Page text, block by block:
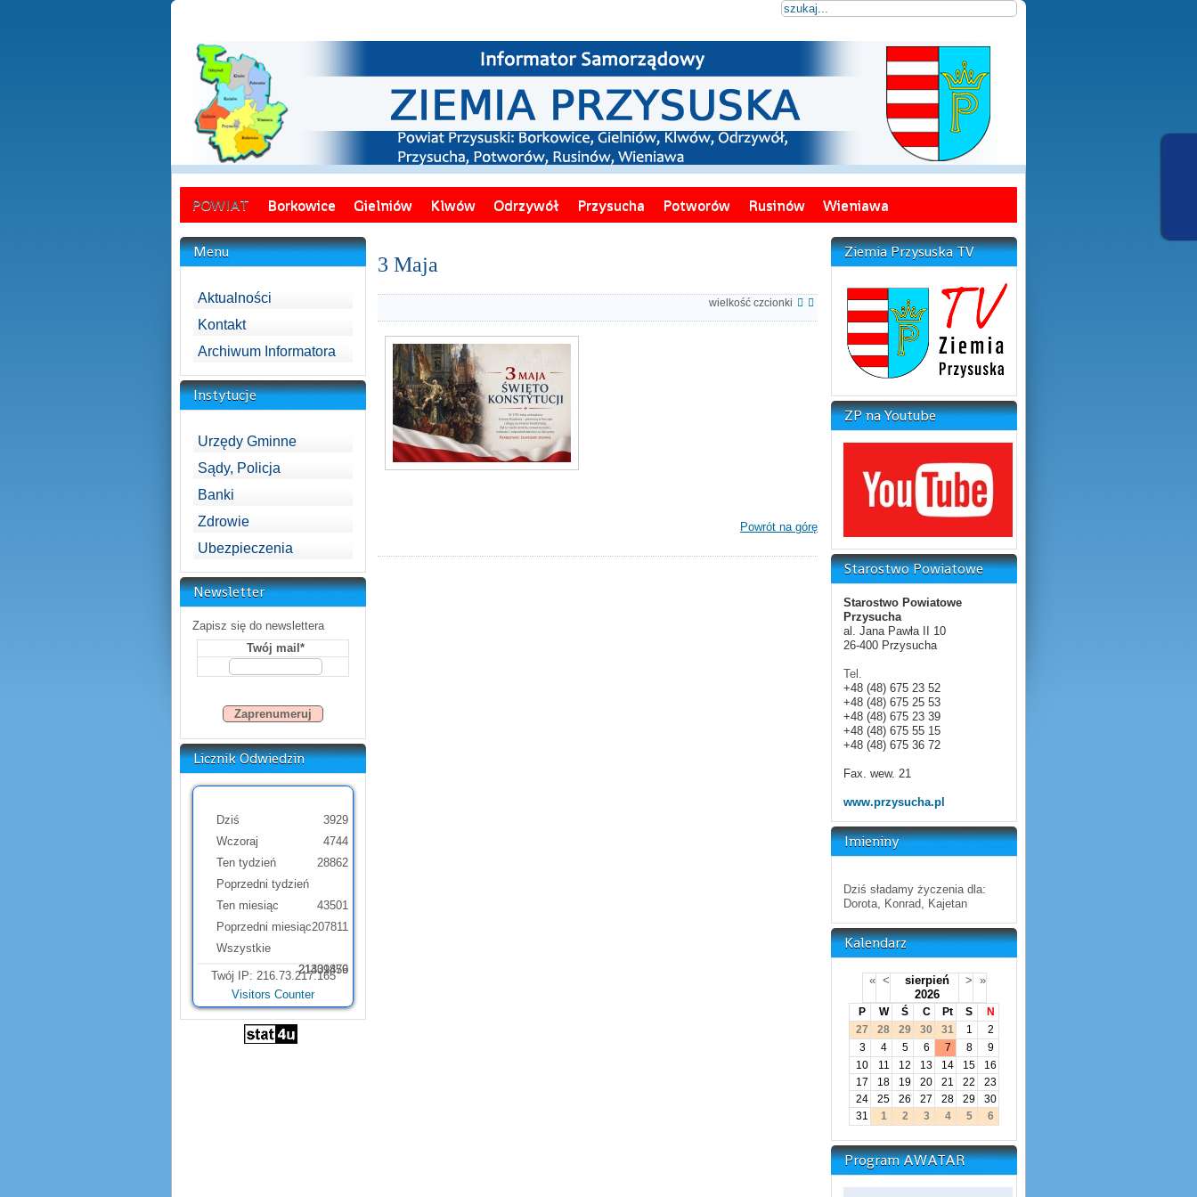
POWIAT Borkowice Gielniów Klwów Odrzywół Przysucha Potworów Rusinów Wieniawa
Menu
Aktualności
Kontakt
Archiwum Informatora
Instytucje
Urzędy Gminne
Sądy, Policja
Banki
Zdrowie
Ubezpieczenia
Newsletter
Zapisz się do newslettera
Twój mail*
Licznik Odwiedzin
Dziś
Wczoraj
Ten tydzień
Poprzedni tydzień
Ten miesiąc
Poprzedni miesiąc
Wszystkie
3929
4744
28862
21331879
43501
207811
21409456
Twój IP: 216.73.217.165
Visitors Counter
3 Maja
wielkość czcionki
Powrót na górę
Ziemia Przysuska TV
ZP na Youtube
Starostwo Powiatowe
Starostwo Powiatowe
Przysucha
al. Jana Pawła II 10
26-400 Przysucha
Tel.
+48 (48) 675 23 52
+48 (48) 675 25 53
+48 (48) 675 23 39
+48 (48) 675 55 15
+48 (48) 675 36 72
Fax. wew. 21
www.przysucha.pl
Imieniny
Dziś sładamy życzenia dla:
Dorota, Konrad, Kajetan
Kalendarz
« <
sierpień
2026
> »
P W Ś C Pt S
N
27
28 29 30 31 1
2
3
4 5 6 7 8
9
10
11 12 13 14 15
16
17
18 19 20 21 22
23
24
25 26 27 28 29
30
31
1 2 3 4 5 6
Program AWATAR